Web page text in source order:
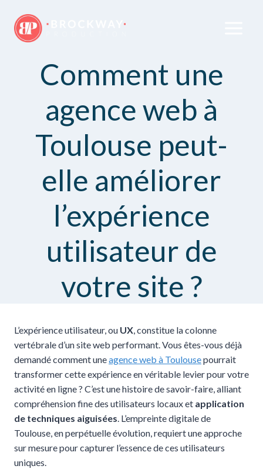
Comment une
agence web à
Toulouse peut-
elle améliorer
l’expérience
utilisateur de
votre site ?
L’expérience utilisateur, ou UX, constitue la colonne
vertébrale d’un site web performant. Vous êtes-vous déjà
demandé comment uneagence web à Toulousepourrait
transformer cette expérience en véritable levier pour votre
activité en ligne ? C’est une histoire de savoir-faire, alliant
compréhension fine des utilisateurs locaux et application
de techniques aiguisées. L’empreinte digitale de
Toulouse, en perpétuelle évolution, requiert une approche
sur mesure pour capturer l’essence de ces utilisateurs
uniques.